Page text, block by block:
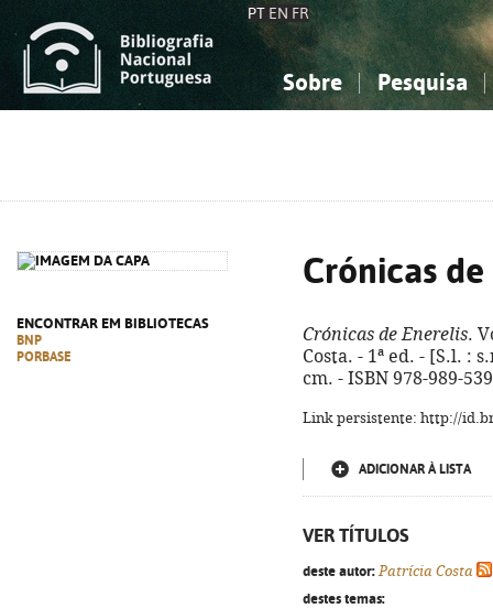
PT EN FR
Sobre Pesquisa
ENCONTRAR EM BIBLIOTECAS
BNP
PORBASE
Crónicas
Crónicas de Enerelis.
Costa. - 1ª ed. - [S.l. :
cm. - ISBN 978-989-
Link persistente: http://
ADICIONAR À LISTA
VER TÍTULOS
deste autor: Patrícia Costa
destes temas: